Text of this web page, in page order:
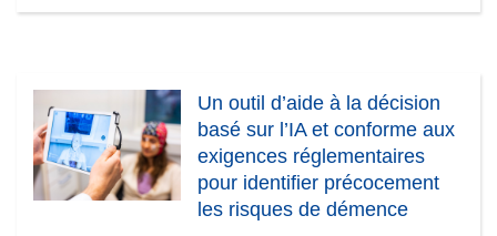
Un outil d’aide à la décision
basé sur l’IA et conforme aux
exigences réglementaires
pour identifier précocement
les risques de démence